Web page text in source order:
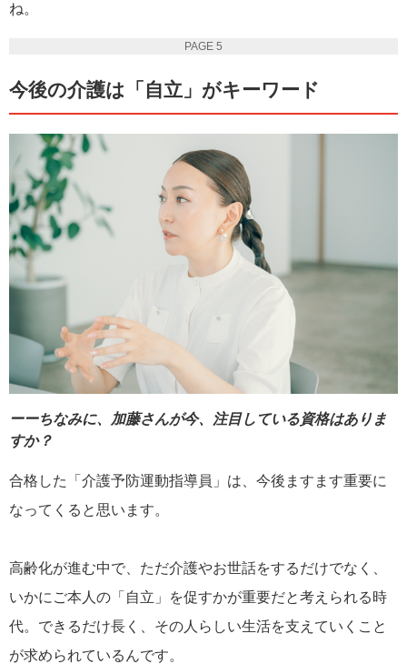
ね。
PAGE 5
今後の介護は「自立」がキーワード
ーーちなみに、加藤さんが今、注目している資格はありま
すか？
合格した「介護予防運動指導員」は、今後ますます重要に
なってくると思います。
高齢化が進む中で、ただ介護やお世話をするだけでなく、
いかにご本人の「自立」を促すかが重要だと考えられる時
代。できるだけ長く、その人らしい生活を支えていくこと
が求められているんです。